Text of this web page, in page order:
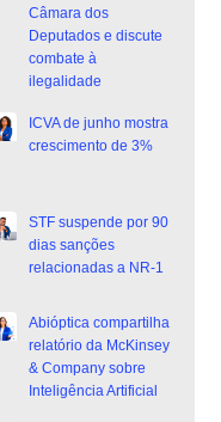
Câmara dos
Deputados e discute
combate à
ilegalidade
ICVA de junho mostra
crescimento de 3%
STF suspende por 90
dias sanções
relacionadas a NR-1
Abióptica compartilha
relatório da McKinsey
& Company sobre
Inteligência Artificial